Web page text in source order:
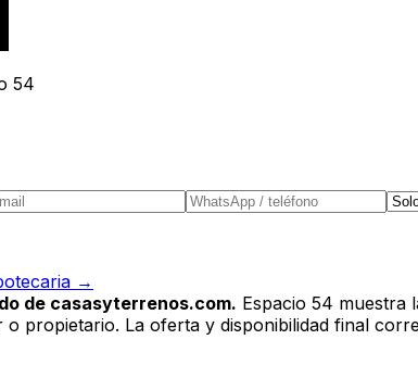
54
→
de casasyterrenos.com. Espacio 54 muestra
propietario. La oferta y disponibilidad final